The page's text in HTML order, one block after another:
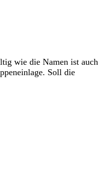
wie die Namen ist auch
Soll die